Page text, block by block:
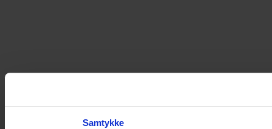
Samtykke